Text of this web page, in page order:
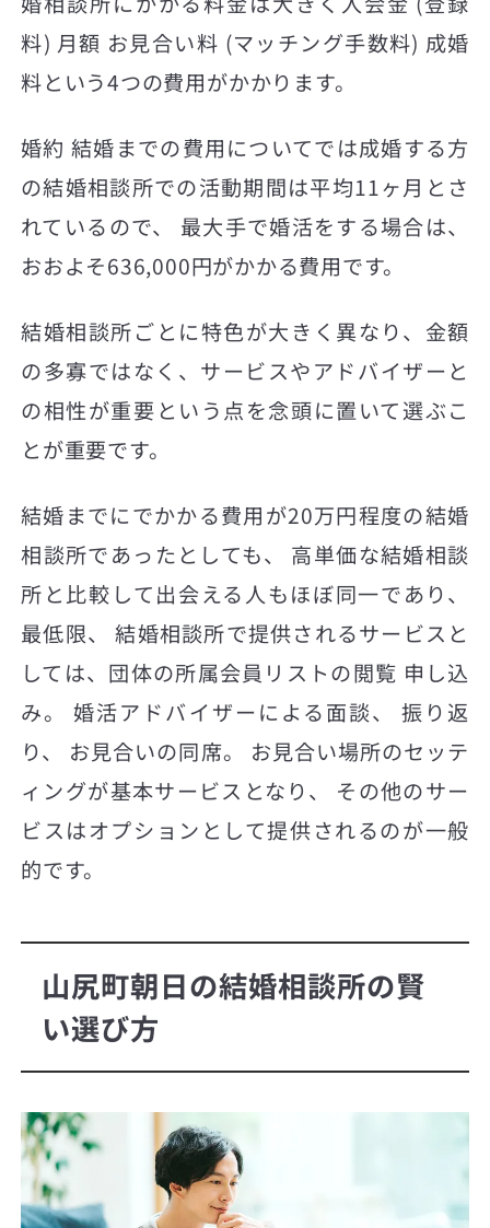
料) 月額 お見合い料 (マッチング手数料) 成婚
料という4つの費用がかかります。
婚約 結婚までの費用についてでは成婚する方
の結婚相談所での活動期間は平均11ヶ月とさ
れているので、 最大手で婚活をする場合は、
おおよそ636,000円がかかる費用です。
結婚相談所ごとに特色が大きく異なり、金額
の多寡ではなく、サービスやアドバイザーと
の相性が重要という点を念頭に置いて選ぶこ
とが重要です。
結婚までにでかかる費用が20万円程度の結婚
相談所であったとしても、 高単価な結婚相談
所と比較して出会える人もほぼ同一であり、
最低限、 結婚相談所で提供されるサービスと
しては、団体の所属会員リストの閲覧 申し込
み。 婚活アドバイザーによる面談、 振り返
り、 お見合いの同席。 お見合い場所のセッテ
ィングが基本サービスとなり、 その他のサー
ビスはオプションとして提供されるのが一般
的です。
山尻町朝日の結婚相談所の賢
い選び方